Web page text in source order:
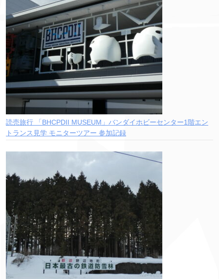
読売旅行 「BHCPDII MUSEUM」バンダイホビーセンター1階エン
トランス見学 モニターツアー 参加記録